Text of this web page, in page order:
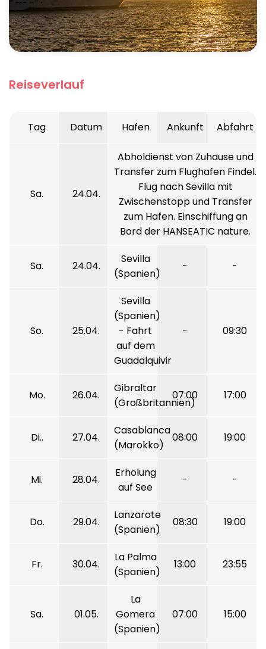
Reiseverlauf
Tag Datum Hafen Ankunft Abfahrt
Sa. 24.04.
Abholdienst von Zuhause und
Transfer zum Flughafen Findel.
Flug nach Sevilla mit
Zwischenstopp und Transfer
zum Hafen. Einschiffung an
Bord der HANSEATIC nature.
Sa. 24.04.
Sevilla
(Spanien)
- -
So. 25.04.
Sevilla
(Spanien)
- Fahrt
auf dem
Guadalquivir
- 09:30
Mo. 26.04.
Gibraltar
(Großbritannien)
07:00 17:00
Di.. 27.04.
Casablanca
(Marokko)
08:00 19:00
Mi. 28.04.
Erholung
auf See
- -
Do. 29.04.
Lanzarote
(Spanien)
08:30 19:00
Fr. 30.04.
La Palma
(Spanien)
13:00 23:55
Sa. 01.05.
La
Gomera
(Spanien)
07:00 15:00